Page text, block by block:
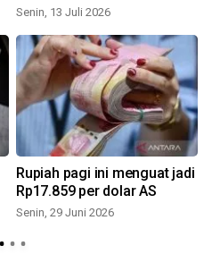
Senin, 13 Juli 2026
Rupiah pagi ini menguat jadi
Rp17.859 per dolar AS
Senin, 29 Juni 2026